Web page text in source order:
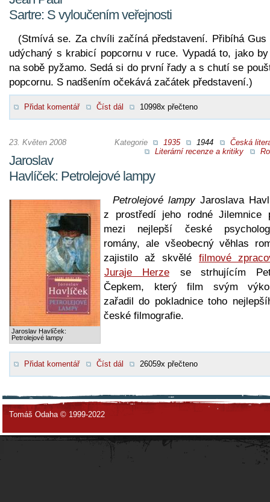
Sartre: S vyloučením veřejnosti
(Stmívá se. Za chvíli začíná představení. Přibíhá Gus
udýchaný s krabicí popcornu v ruce. Vypadá to, jako
na sobě pyžamo. Sedá si do první řady a s chutí se
popcornu. S nadšením očekává začátek představení.)
Přidat komentář Číst dál 10998x přečteno
Kategorie 1935 1944
Česká
Literární recenze a kritiky
23. Květen 2008
Jaroslav
Havlíček: Petrolejové lampy
Jaroslav Havlíček:
Petrolejové lampy
Petrolejové lampyJaroslava
z prostředí jeho rodné Jilemnice
mezi nejlepší české
romány, ale všeobecný věhlas
zajistilo až skvělé filmové
Juraje Herze se strhujícím
Čepkem, který film svým
zařadil do pokladnice toho
české filmografie.
Přidat komentář Číst dál 26059x přečteno
Tomáš Odaha © 1999-2022